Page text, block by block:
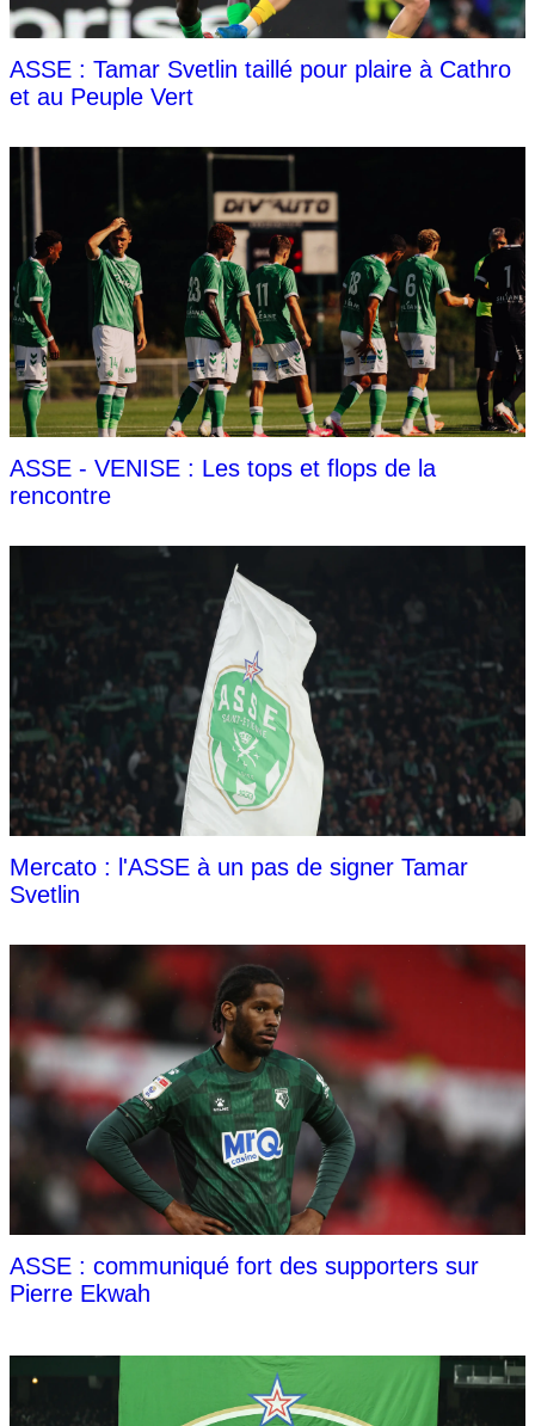
ASSE : Tamar Svetlin taillé pour plaire à Cathro
et au Peuple Vert
ASSE - VENISE : Les tops et flops de la
rencontre
Mercato : l'ASSE à un pas de signer Tamar
Svetlin
ASSE : communiqué fort des supporters sur
Pierre Ekwah